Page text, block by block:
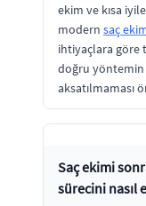
ekim ve kısa
modern saç
ihtiyaçlara göre
doğru yöntemin
aksatılmaması
Saç ekimi
sürecini nasıl